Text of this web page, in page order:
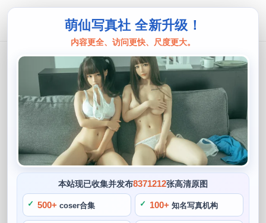
萌仙写真社 全新升级！
内容更全、访问更快、尺度更大。
本站现已收集并发布8371212张高清原图
500+ coser合集 100+ 知名写真机构
过期米线
过期米线线瞄，带你欣赏一组精美的图
片合集
阙知风
2024 年 5 月 15 日 12:49:59
434
首页 > 过期米线 > 正文
今天我们要介绍一位来自中国的cos博主——过期米线线，不
仅如此，为粉丝们带来了许多精彩的cosplay作品。一起欣赏